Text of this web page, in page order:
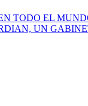
TODO EL
UN